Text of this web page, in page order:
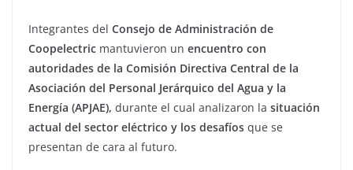
Integrantes del Consejo de Administración de
Coopelectric mantuvieron un encuentro con
autoridades de la Comisión Directiva Central de la
Asociación del Personal Jerárquico del Agua y la
Energía (APJAE), durante el cual analizaron la situación
actual del sector eléctrico y los desafíos que se
presentan de cara al futuro.